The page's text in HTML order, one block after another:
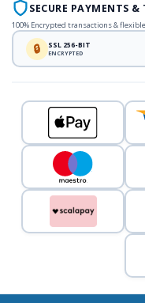
SECURE PAYMENTS &
100% Encrypted transactions &
🔒 SSL 256-BIT
ENCRYPTED